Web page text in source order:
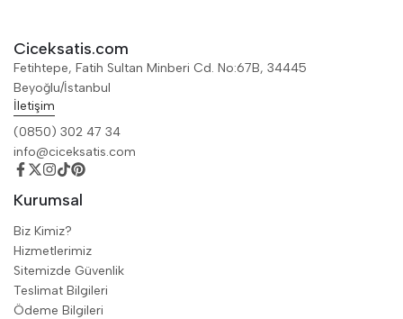
Ciceksatis.com
Fetihtepe, Fatih Sultan Minberi Cd. No:67B, 34445
Beyoğlu/İstanbul
İletişim
(0850) 302 47 34
info@ciceksatis.com
Kurumsal
Biz Kimiz?
Hizmetlerimiz
Sitemizde Güvenlik
Teslimat Bilgileri
Ödeme Bilgileri